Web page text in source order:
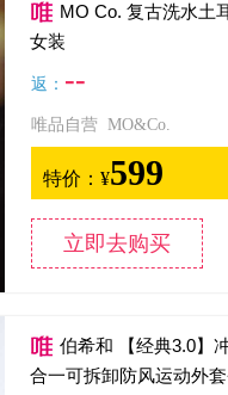
MO Co. 复古洗水土
女装
返： --
唯品自营 MO&Co.
特价： ¥599
立即去购买
伯希和 【经典3.0】
合一可拆卸防风运动外